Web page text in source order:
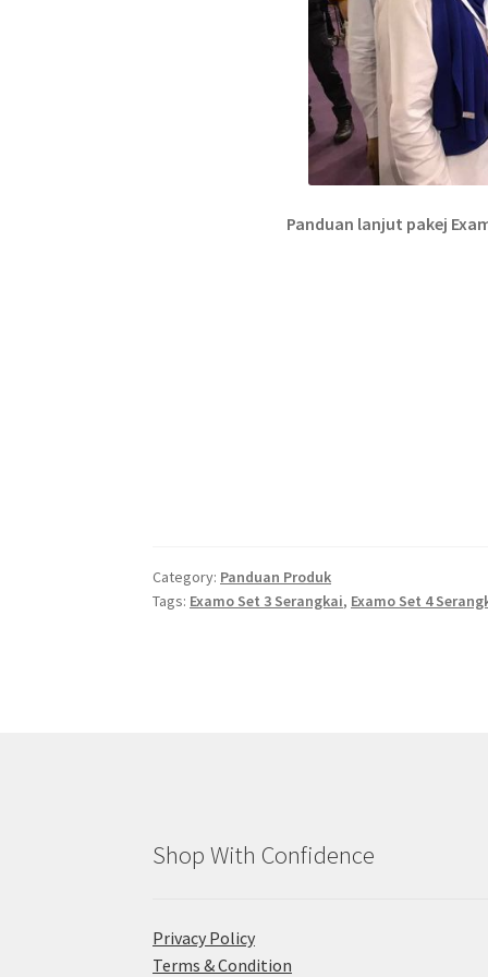
Panduan lanjut pakej
Category: Panduan Produk
Tags: Examo Set 3 Serangkai, Examo Set 4
Shop With Confidence
Privacy Policy
Terms & Condition